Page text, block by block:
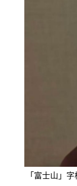
「富士山」